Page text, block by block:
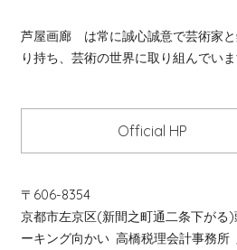
芦屋画廊 は常に誠心誠意で芸術家
り持ち、芸術の世界に取り組んでいま
Official HP
〒606-8354
京都市左京区(新間之町通二条下がる
ーキング向かい 高橋税理会計事務所